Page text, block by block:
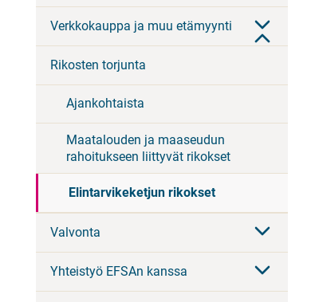
Verkkokauppa ja muu etämyynti
Rikosten torjunta
Ajankohtaista
Maatalouden ja maaseudun
rahoitukseen liittyvät rikokset
Elintarvikeketjun rikokset
Valvonta
Yhteistyö EFSAn kanssa